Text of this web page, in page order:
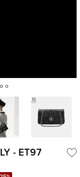
- ET97